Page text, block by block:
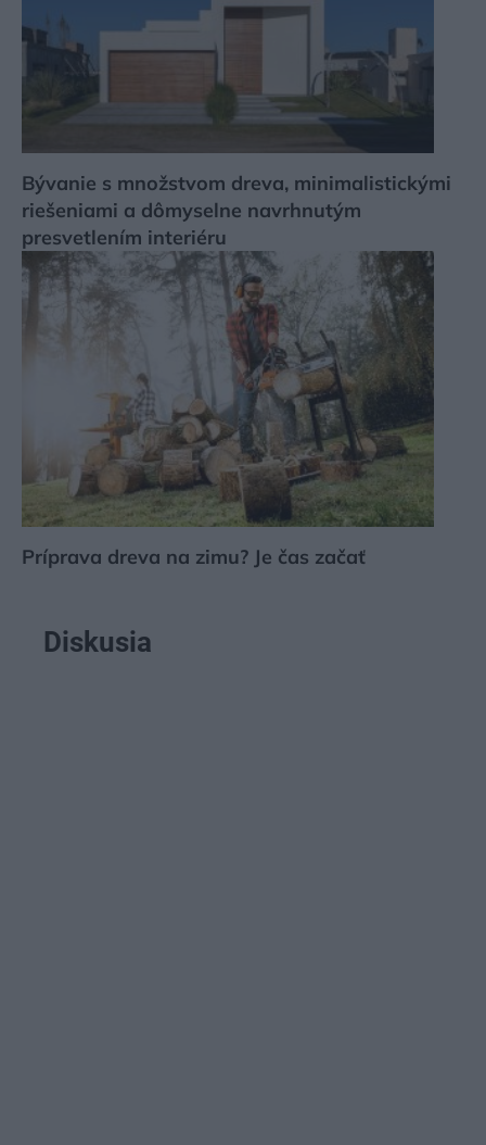
Bývanie s množstvom dreva, minimalistickými
riešeniami a dômyselne navrhnutým
presvetlením interiéru
Príprava dreva na zimu? Je čas začať
Diskusia